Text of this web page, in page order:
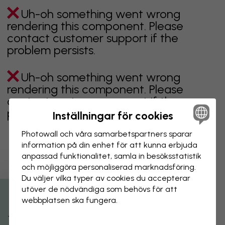
Uh-oh something went wrong
rendering this component. Please
contact customer support if the
problem persists.
Uh-oh something went wrong
rendering this component. Please
contact customer support if the
problem persists.
Visar sidan 1 av 1 sidor
Utforska fler kategorier
Inställningar för cookies
Photowall och våra samarbets­partners sparar
information på din enhet för att kunna erbjuda
anpassad funktionalitet, samla in besöks­statistik
och möjliggöra personaliserad marknads­föring.
Du väljer vilka typer av cookies du accepterar
utöver de nödvändiga som behövs för att
webbplatsen ska fungera.